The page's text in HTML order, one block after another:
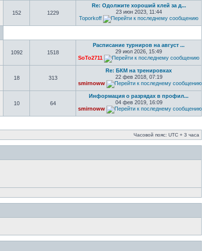
152 1229
Re: Одолжите хороший клей за д...
23 июн 2023, 11:44
Toporkoff
1092 1518
Расписание турниров на август ...
29 июл 2026, 15:49
SoTo2711
18 313
Re: БКМ на тренировках
22 фев 2018, 07:19
smirnoww
10 64
Информация о разрядах в профил...
04 фев 2019, 16:09
smirnoww
Часовой пояс: UTC + 3 часа